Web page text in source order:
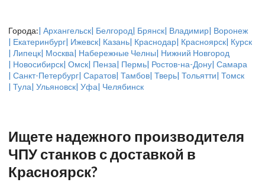
Города:| Архангельск| Белгород| Брянск| Владимир| Воронеж
| Екатеринбург| Ижевск| Казань| Краснодар| Красноярск| Курск
| Липецк| Москва| Набережные Челны| Нижний Новгород
| Новосибирск| Омск| Пенза| Пермь| Ростов-на-Дону| Самара
| Санкт-Петербург| Саратов| Тамбов| Тверь| Тольятти| Томск
| Тула| Ульяновск| Уфа| Челябинск
Ищете надежного производителя
ЧПУ станков с доставкой в
Красноярск?